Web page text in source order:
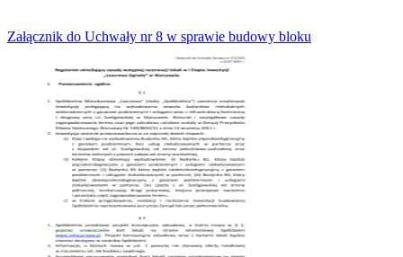
Załącznik do Uchwały nr 8 w sprawie budowy bloku